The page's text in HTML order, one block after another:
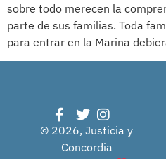
sobre todo merecen la
parte de sus familias. Toda
para entrar en la Marina
© 2026, Justicia y
Concordia